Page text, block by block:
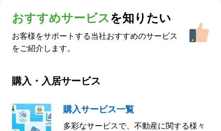
おすすめサービスを知りたい
お客様をサポートする当社おすすめのサービス
をご紹介します。
購入・入居サービス
購入サービス一覧
多彩なサービスで、不動産に関する様々